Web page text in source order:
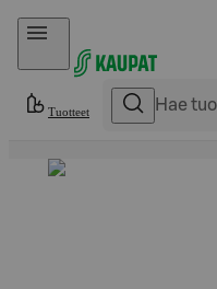
Hyppää sisältöön
Tuotteet